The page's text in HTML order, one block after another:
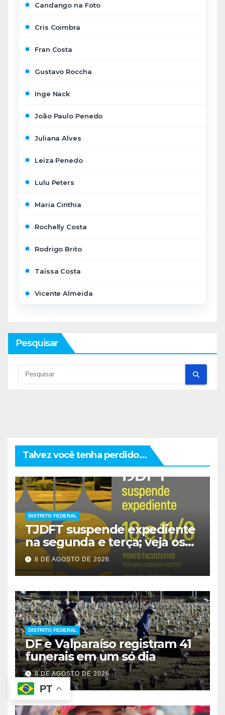
Candango na Foto
Cris Coimbra
Fran Costa
Gustavo Roccha
Inge Nack
João Paulo Penedo
Juliana Alves
Leíza Penedo
Lulu Peters
Maria Cinthia
Rochelly Costa
Rodrigo Brito
Taíssa Costa
Vicente Almeida
Pesquisar
Talvez você tenha perdido...
DISTRITO FEDERAL
TJDFT suspende expediente
na segunda e terça; veja os
prazos
8 DE AGOSTO DE 2026
DISTRITO FEDERAL
DF e Valparaíso registram 41
funerais em um só dia
8 DE AGOSTO DE 2026
PT